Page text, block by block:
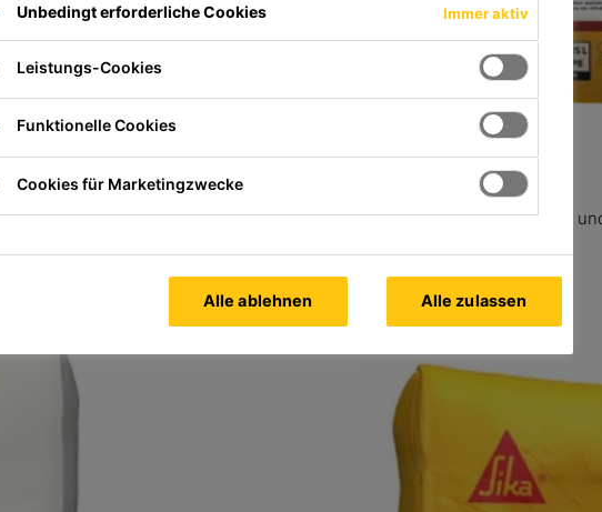
System
Kunststoffmodifizierter Korrosionsschutz
Unbedingt erforderliche Cookies Immer aktiv
Leistungs-Cookies
Funktionelle Cookies
Cookies für Marketingzwecke
Alle ablehnen Alle zulassen